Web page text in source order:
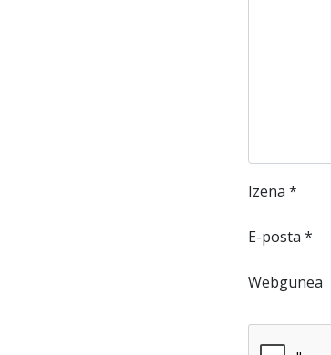
Izena *
E-posta *
Webgunea